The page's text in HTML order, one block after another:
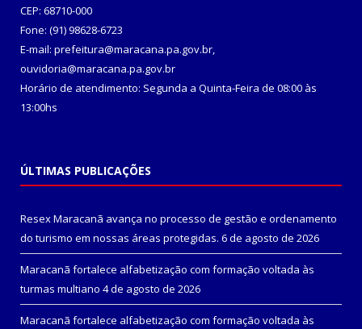
CEP: 68710-000
Fone: (91) 98628-6723
E-mail: prefeitura@maracana.pa.gov.br,
ouvidoria@maracana.pa.gov.br
Horário de atendimento: Segunda a Quinta-Feira de 08:00 às
13:00hs
ÚLTIMAS PUBLICAÇÕES
Resex Maracanã avança no processo de gestão e ordenamento
do turismo em nossas áreas protegidas. 6 de agosto de 2026
Maracanã fortalece alfabetização com formação voltada às
turmas multiano 4 de agosto de 2026
Maracanã fortalece alfabetização com formação voltada às